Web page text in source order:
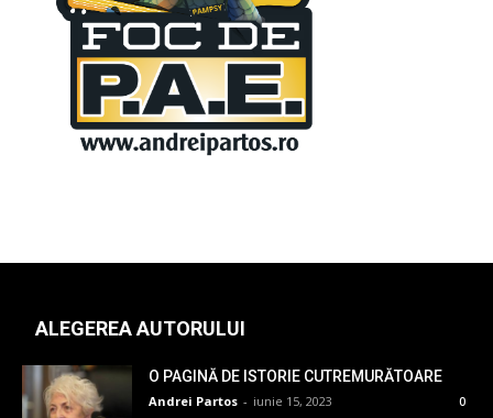
ALEGEREA AUTORULUI
O PAGINĂ DE ISTORIE CUTREMURĂTOARE
Andrei Partos - iunie 15, 2023 0